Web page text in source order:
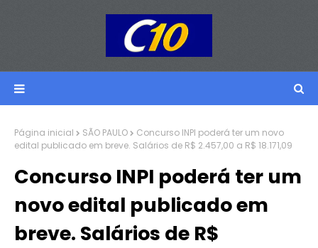
Página inicial SÃO PAULO
Concurso INPI poderá ter um novo
edital publicado em breve. Salários de R$ 2.457,00 a R$ 18.171,09
Concurso INPI poderá ter um
novo edital publicado em
breve. Salários de R$